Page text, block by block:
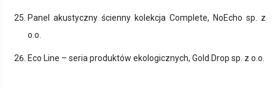
Panel akustyczny ścienny kolekcja Complete, NoEcho sp. z
o.o.
Eco Line – seria produktów ekologicznych, Gold Drop sp. z o.o.